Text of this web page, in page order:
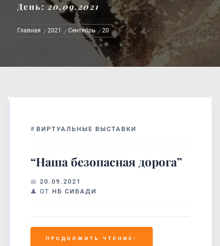
День:20.09.2021
Главная 2021 Сентябрь 20
# ВИРТУАЛЬНЫЕ ВЫСТАВКИ
“Наша безопасная дорога”
20.09.2021
ОТ НБ СИБАДИ
ПРОДОЛЖИТЬ ЧТЕНИЕ